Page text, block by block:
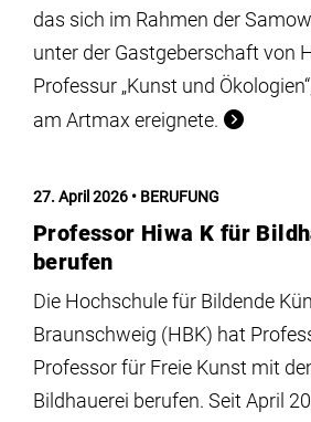
das sich im Rahmen der
unter der Gastgeberschaft von
Professur „Kunst und
am Artmax ereignete.
27. April 2026 BERUFUNG
Professor Hiwa K für
berufen
Die Hochschule für Bildende
Braunschweig (HBK) hat
Professor für Freie Kunst mit
Bildhauerei berufen. Seit April